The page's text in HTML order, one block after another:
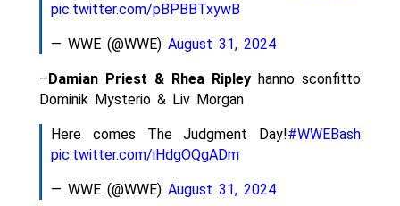
pic.twitter.com/pBPBBTxywB
— WWE (@WWE) August 31, 2024
– Damian Priest & Rhea Ripley hanno sconfitto
Dominik Mysterio & Liv Morgan
Here comes The Judgment Day!#WWEBash
pic.twitter.com/iHdgOQgADm
— WWE (@WWE) August 31, 2024